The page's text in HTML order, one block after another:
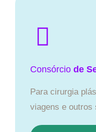
Consórcio de
Para cirurgia
viagens e outros